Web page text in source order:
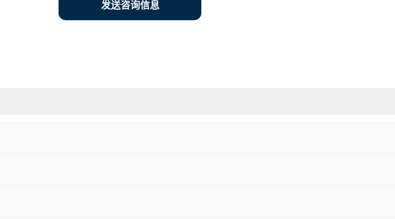
发送咨询信息